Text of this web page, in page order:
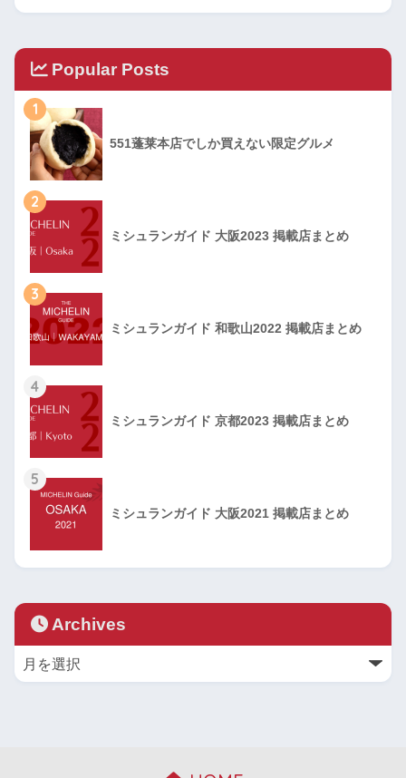
Popular Posts
1
551蓬莱本店でしか買えない限定グルメ
2
ミシュランガイド 大阪2023 掲載店まとめ
3
ミシュランガイド 和歌山2022 掲載店まとめ
4
ミシュランガイド 京都2023 掲載店まとめ
5
ミシュランガイド 大阪2021 掲載店まとめ
Archives